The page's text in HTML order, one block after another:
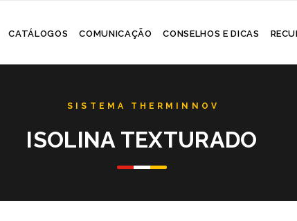
to
CATÁLOGOS COMUNICAÇÃO CONSELHOS E DICAS
ISOLINA TEXTURADO